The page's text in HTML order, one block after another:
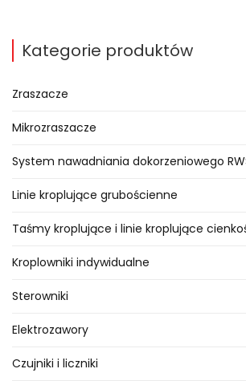
Kategorie produktów
Zraszacze
Mikrozraszacze
System nawadniania dokorzeniowego
Linie kroplujące grubościenne
Taśmy kroplujące i linie kroplujące
Kroplowniki indywidualne
Sterowniki
Elektrozawory
Czujniki i liczniki